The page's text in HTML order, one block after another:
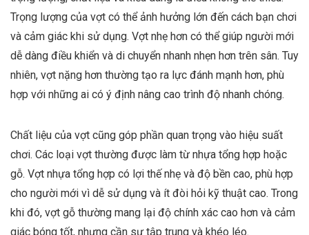
Trọng lượng của vợt có thể ảnh hưởng lớn đến cách bạn chơi
và cảm giác khi sử dụng. Vợt nhẹ hơn có thể giúp người mới
dễ dàng điều khiển và di chuyển nhanh nhẹn hơn trên sân. Tuy
nhiên, vợt nặng hơn thường tạo ra lực đánh mạnh hơn, phù
hợp với những ai có ý định nâng cao trình độ nhanh chóng.
Chất liệu của vợt cũng góp phần quan trọng vào hiệu suất
chơi. Các loại vợt thường được làm từ nhựa tổng hợp hoặc
gỗ. Vợt nhựa tổng hợp có lợi thế nhẹ và độ bền cao, phù hợp
cho người mới vì dễ sử dụng và ít đòi hỏi kỹ thuật cao. Trong
khi đó, vợt gỗ thường mang lại độ chính xác cao hơn và cảm
giác bóng tốt, nhưng cần sự tập trung và khéo léo.